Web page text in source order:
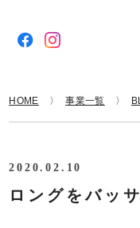
HOME 事業一覧
2020.02.10
ロングをバッ